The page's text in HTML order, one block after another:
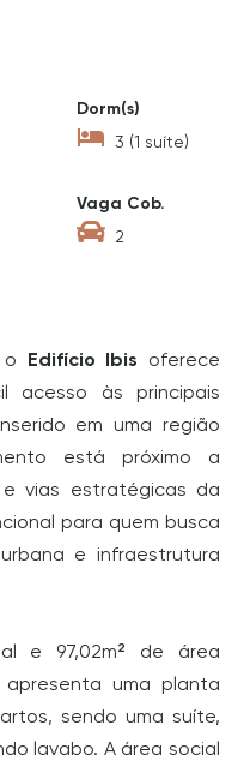
Dorm(s)
3 (1 suíte)
Vaga Cob.
2
Edifício Ibis oferece
acesso às principais
em uma região
está próximo a
e vias estratégicas da
para quem busca
e infraestrutura
e 97,02m² de área
uma planta
sendo uma suíte,
lavabo. A área social